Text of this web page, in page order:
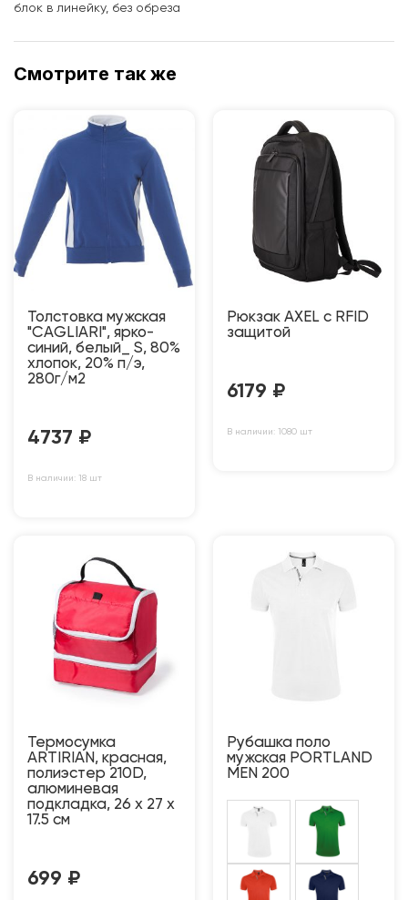
блок в линейку, без обреза
Смотрите так же
Толстовка мужская
"CAGLIARI", ярко-
синий, белый_ S, 80%
хлопок, 20% п/э,
280г/м2
4737 ₽
В наличии: 18 шт
Рюкзак AXEL c RFID
защитой
6179 ₽
В наличии: 1080 шт
Термосумка
ARTIRIAN, красная,
полиэстер 210D,
алюминевая
подкладка, 26 x 27 x
17.5 см
699 ₽
Рубашка поло
мужская PORTLAND
MEN 200